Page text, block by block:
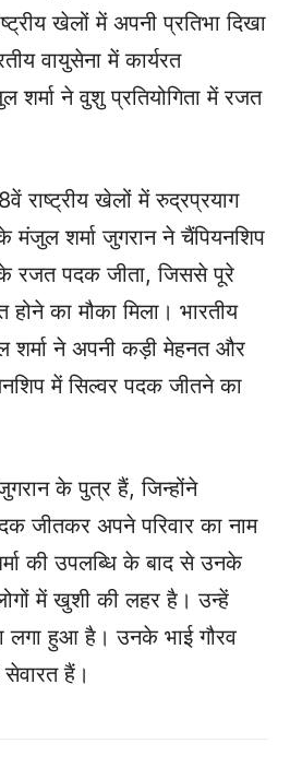
खेलों में अपनी प्रतिभा दिखा
वायुसेना में कार्यरत
ने वुशु प्रतियोगिता में रजत
राष्ट्रीय खेलों में रुद्रप्रयाग
मंजुल शर्मा जुगरान ने चैंपियनशिप
रजत पदक जीता, जिससे पूरे
होने का मौका मिला। भारतीय
शर्मा ने अपनी कड़ी मेहनत और
में सिल्वर पदक जीतने का
के पुत्र हैं, जिन्होंने
जीतकर अपने परिवार का नाम
की उपलब्धि के बाद से उनके
में खुशी की लहर है। उन्हें
लगा हुआ है। उनके भाई गौरव
सेवारत हैं।